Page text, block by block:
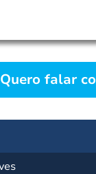
Quero falar